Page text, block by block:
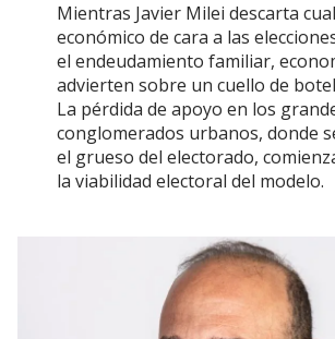
Mientras Javier Milei descarta
económico de cara a las
el endeudamiento familiar,
advierten sobre un cuello de
La pérdida de apoyo en los
conglomerados urbanos, donde
el grueso del electorado,
la viabilidad electoral del modelo.